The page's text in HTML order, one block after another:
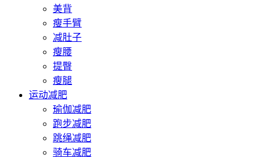
美背
瘦手臂
减肚子
瘦腰
提臀
瘦腿
运动减肥
瑜伽减肥
跑步减肥
跳绳减肥
骑车减肥